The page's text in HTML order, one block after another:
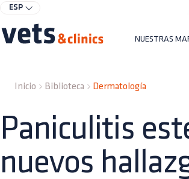
ESP
NUESTRAS
Inicio Biblioteca Dermatología
Paniculitis
nuevos